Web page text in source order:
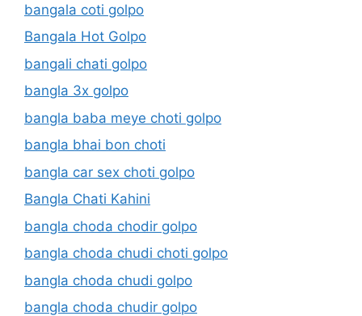
bangala coti golpo
Bangala Hot Golpo
bangali chati golpo
bangla 3x golpo
bangla baba meye choti golpo
bangla bhai bon choti
bangla car sex choti golpo
Bangla Chati Kahini
bangla choda chodir golpo
bangla choda chudi choti golpo
bangla choda chudi golpo
bangla choda chudir golpo